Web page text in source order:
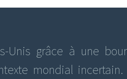
Unis grâce à une
mondial